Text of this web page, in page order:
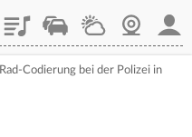
PlaylistStaupilotWetterWebcam
Codierung bei der Polizei in